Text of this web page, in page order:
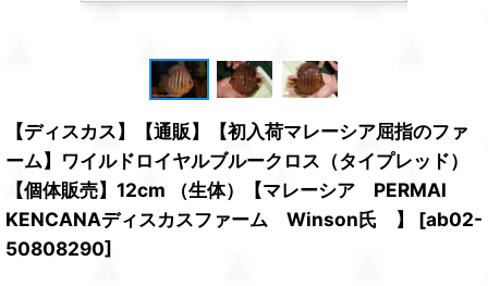
【ディスカス】【通販】【初入荷マレーシア屈指のファ
ーム】ワイルドロイヤルブルークロス（タイプレッド）
【個体販売】12cm （生体）【マレーシア PERMAI
KENCANAディスカスファーム Winson氏 】
[ab02-
50808290]